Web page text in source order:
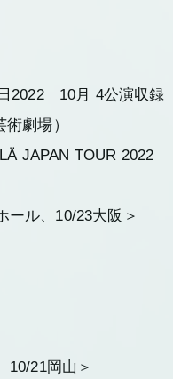
2022 10月 4公演収録
劇場）
JAPAN TOUR 2022
ール、10/23大阪＞
10/21岡山＞